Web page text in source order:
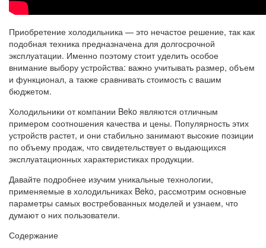
Приобретение холодильника — это нечастое решение, так как
подобная техника предназначена для долгосрочной
эксплуатации. Именно поэтому стоит уделить особое
внимание выбору устройства: важно учитывать размер, объем
и функционал, а также сравнивать стоимость с вашим
бюджетом.
Холодильники от компании Beko являются отличным
примером соотношения качества и цены. Популярность этих
устройств растет, и они стабильно занимают высокие позиции
по объему продаж, что свидетельствует о выдающихся
эксплуатационных характеристиках продукции.
Давайте подробнее изучим уникальные технологии,
применяемые в холодильниках Beko, рассмотрим основные
параметры самых востребованных моделей и узнаем, что
думают о них пользователи.
Содержание